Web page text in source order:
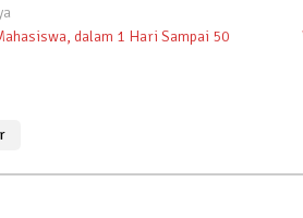
dalam 1 Hari Sampai 50